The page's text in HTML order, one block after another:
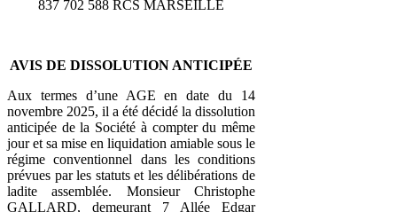
837 702 588 RCS MARSEILLE
AVIS DE DISSOLUTION ANTICIPÉE
Aux termes d’une AGE en date du 14
novembre 2025, il a été décidé la dissolution
anticipée de la Société à compter du même
jour et sa mise en liquidation amiable sous le
régime conventionnel dans les conditions
prévues par les statuts et les délibérations de
ladite assemblée. Monsieur Christophe
GALLARD, demeurant 7 Allée Edgar